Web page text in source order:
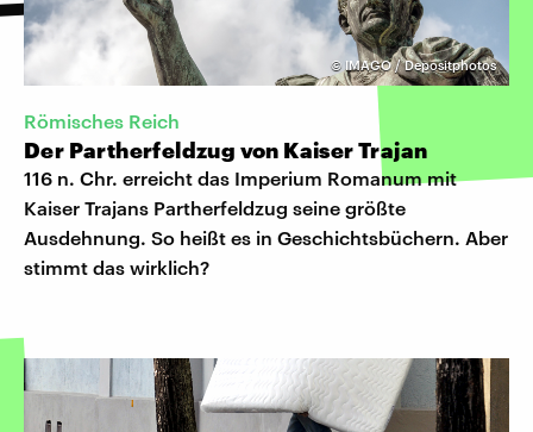
© IMAGO / Depositphotos
Römisches Reich
Der Partherfeldzug von Kaiser Trajan
116 n. Chr. erreicht das Imperium Romanum mit
Kaiser Trajans Partherfeldzug seine größte
Ausdehnung. So heißt es in Geschichtsbüchern. Aber
stimmt das wirklich?